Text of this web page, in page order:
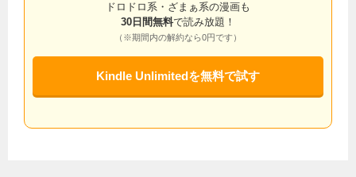
ドロドロ系・ざまぁ系の漫画も
30日間無料で読み放題！
（※期間内の解約なら0円です）
Kindle Unlimitedを無料で試す